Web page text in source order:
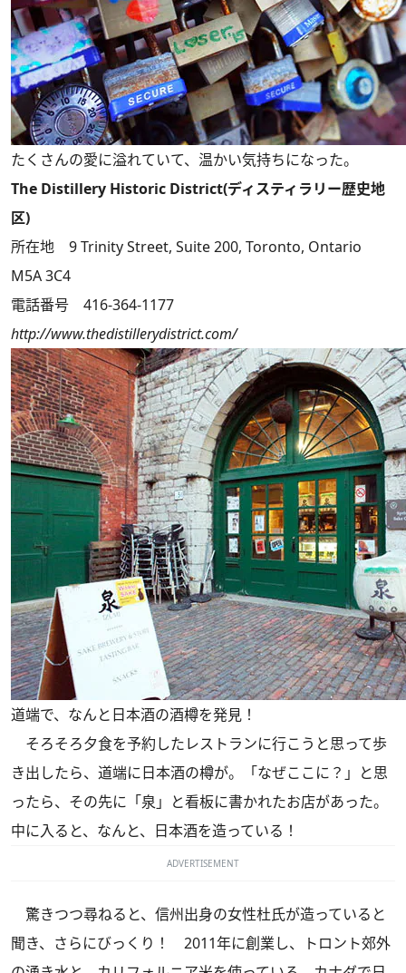
たくさんの愛に溢れていて、温かい気持ちになった。
The Distillery Historic District(ディスティラリー歴史地
区)
所在地 9 Trinity Street, Suite 200, Toronto, Ontario
M5A 3C4
電話番号 416-364-1177
http://www.thedistillerydistrict.com/
道端で、なんと日本酒の酒樽を発見！
そろそろ夕食を予約したレストランに行こうと思って歩
き出したら、道端に日本酒の樽が。「なぜここに？」と思
ったら、その先に「泉」と看板に書かれたお店があった。
中に入ると、なんと、日本酒を造っている！
ADVERTISEMENT
驚きつつ尋ねると、信州出身の女性杜氏が造っていると
聞き、さらにびっくり！ 2011年に創業し、トロント郊外